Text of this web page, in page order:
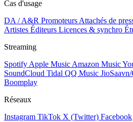
Cas d'usage
DA / A&R Promoteurs Attachés de
Artistes Éditeurs Licences & synchro
Streaming
Spotify Apple Music Amazon Music
SoundCloud Tidal QQ Music JioSaavn/
Boomplay
Réseaux
Instagram TikTok X (Twitter) Facebook